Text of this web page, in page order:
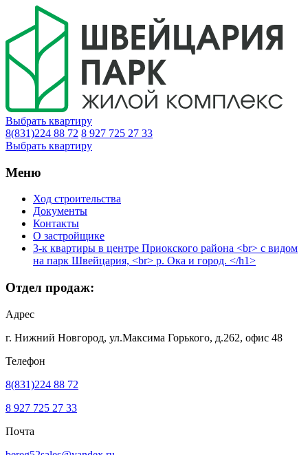
Выбрать квартиру
8(831)224 88 72 8 927 725 27 33
Выбрать квартиру
Меню
Ход строительства
Документы
Контакты
О застройщике
3-к квартиры в центре Приокского района <br> с видом
на парк Швейцария, <br> р. Ока и город. </h1>
Отдел продаж:
Адрес
г. Нижний Новгород, ул.Максима Горького, д.262, офис 48
Телефон
8(831)224 88 72
8 927 725 27 33
Почта